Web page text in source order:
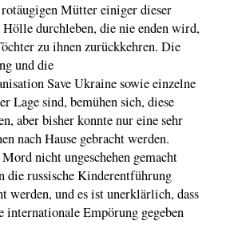
Mütter einiger dieser
durchleben, die nie enden wird,
zu ihnen zurückkehren. Die
und die
Save Ukraine sowie einzelne
Lage sind, bemühen sich, diese
aber bisher konnte nur eine sehr
nach Hause gebracht werden.
nicht ungeschehen gemacht
die russische Kinderentführung
werden, und es ist unerklärlich, dass
internationale Empörung gegeben